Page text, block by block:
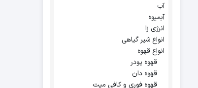
آب
آبمیوه
انرژی زا
انواع شیر گیاهی
انواع قهوه
قهوه پودر
قهوه دان
قهوه فوری و کافی میت